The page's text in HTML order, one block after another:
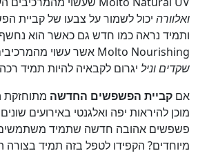
ואלוורה יכול לשמור על צבעו של קביית
ותמיד נראה כמו חדש גם כאשר הוא
Molto Nourishing אשר עשוי מהמרכיבים העיקריים של שמן
שקדים וניל יגרום לקבאיה להיות תמיד
אם קביית הפשפשים החדשה מתוחזקת
מוכן להיראות יפה ואלגנטי באירועים
פשפשים אהובה חדשה שתמיד משתמשים
מיוחדים? הקפידו לטפל בזה תמיד בצורה